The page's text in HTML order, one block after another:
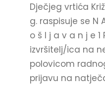
Dječjeg vrtića
g. raspisuje se N
o š l j a v a n j e 1
izvršitelj/ica na
polovicom
prijavu na